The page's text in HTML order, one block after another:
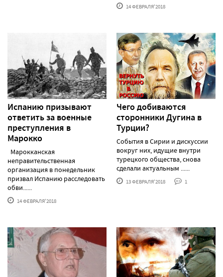
14 ФЕВРАЛЯ'2018
Испанию призывают
ответить за военные
преступления в
Марокко
Марокканская
неправительственная
организация в понедельник
призвал Испанию расследовать
обви......
14 ФЕВРАЛЯ'2018
Чего добиваются
сторонники Дугина в
Турции?
События в Сирии и дискуссии
вокруг них, идущие внутри
турецкого общества, снова
сделали актуальным ......
13 ФЕВРАЛЯ'2018 1